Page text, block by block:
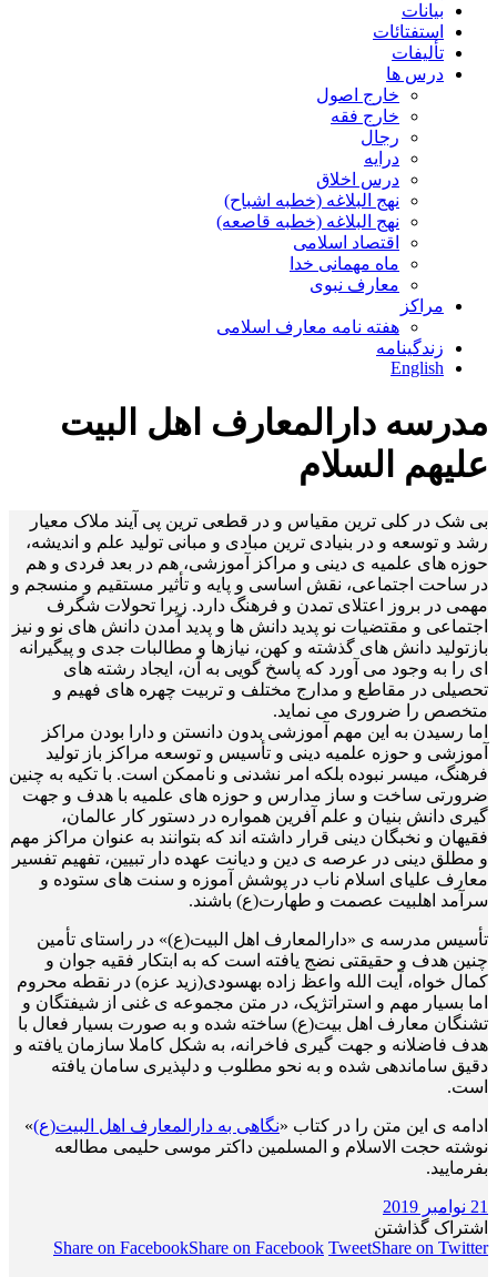
بیانات
استفتائات
تألیفات
درس ها
خارج اصول
خارج فقه
رجال
درایه
درس اخلاق
نهج البلاغه (خطبه اشباح)
نهج البلاغه (خطبه قاصعه)
اقتصاد اسلامی
ماه مهمانی خدا
معارف نبوی
مراکز
هفته نامه معارف اسلامی
زندگینامه
English
مدرسه دارالمعارف اهل البیت
علیهم السلام
بی شک در کلی ترین مقیاس و در قطعی ترین پی آیند ملاک معیار
رشد و توسعه و در بنیادی ترین مبادی و مبانی تولید علم و اندیشه،
حوزه های علمیه ی دینی و مراکز آموزشی، هم در بعد فردی و هم
در ساحت اجتماعی، نقش اساسی و پایه و تأثیر مستقیم و منسجم و
مهمی در بروز اعتلای تمدن و فرهنگ دارد. زیرا تحولات شگرف
اجتماعی و مقتضیات نو پدید دانش ها و پدید آمدن دانش های نو و نیز
بازتولید دانش های گذشته و کهن، نیازها و مطالبات جدی و پیگیرانه
ای را به وجود می آورد که پاسخ گویی به آن، ایجاد رشته های
تحصیلی در مقاطع و مدارج مختلف و تربیت چهره های فهیم و
متخصص را ضروری می نماید.
اما رسیدن به این مهم آموزشی بدون دانستن و دارا بودن مراکز
آموزشی و حوزه علمیه دینی و تأسیس و توسعه مراکز باز تولید
فرهنگ، میسر نبوده بلکه امر نشدنی و ناممکن است. با تکیه به چنین
ضرورتی ساخت و ساز مدارس و حوزه های علمیه با هدف و جهت
گیری دانش بنیان و علم آفرین همواره در دستور کار عالمان،
فقیهان و نخبگان دینی قرار داشته اند که بتوانند به عنوان مراکز مهم
و مطلق دینی در عرصه ی دین و دیانت عهده دار تبیین، تفهیم تفسیر
معارف علیای اسلام ناب در پوشش آموزه و سنت های ستوده و
سرآمد اهلبیت عصمت و طهارت(ع) باشند.
تأسیس مدرسه ی «دارالمعارف اهل البیت(ع)» در راستای تأمین
چنین هدف و حقیقتی نضج یافته است که به ابتکار فقیه جوان و
کمال خواه، آیت الله واعظ زاده بهسودی(زید عزه) در نقطه محروم
اما بسیار مهم و استراتژیک، در متن مجموعه ی غنی از شیفتگان و
تشنگان معارف اهل بیت(ع) ساخته شده و به صورت بسیار فعال با
هدف فاضلانه و جهت گیری فاخرانه، به شکل کاملا سازمان یافته و
دقیق ساماندهی شده و به نحو مطلوب و دلپذیری سامان یافته
است.
ادامه ی این متن را در کتاب «نگاهی به دارالمعارف اهل البیت(ع)»
نوشته حجت الاسلام و المسلمین داکتر موسی حلیمی مطالعه
بفرمایید.
21 نوامبر 2019
اشتراک گذاشتن
Share on FacebookShare on Facebook TweetShare on Twitter